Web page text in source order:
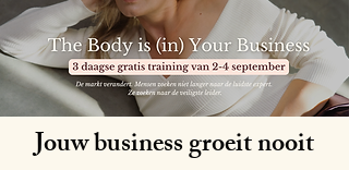
Jouw business groeit nooit